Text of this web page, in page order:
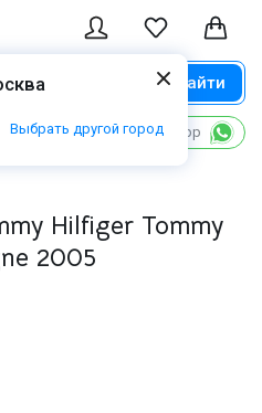
Выбрать другой город
Найти
Написать в WhatsApp
Hilfiger Tommy
2005